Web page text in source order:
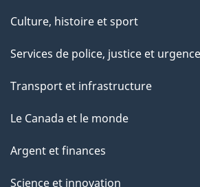
Culture, histoire et sport
Services de police, justice et
Transport et infrastructure
Le Canada et le monde
Argent et finances
Science et innovation